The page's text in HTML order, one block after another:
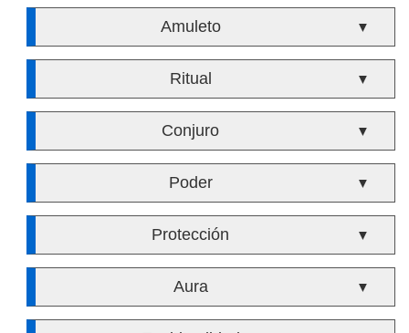
Amuleto ▼
Ritual ▼
Conjuro ▼
Poder ▼
Protección ▼
Aura ▼